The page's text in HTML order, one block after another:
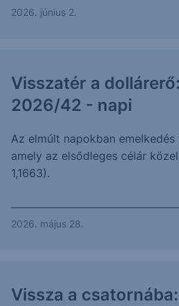
2026. június 2.
Visszatér a
2026/42 - napi
Az elmúlt napokban
amely az elsődleges célár
1,1663).
2026. május 28.
Vissza a